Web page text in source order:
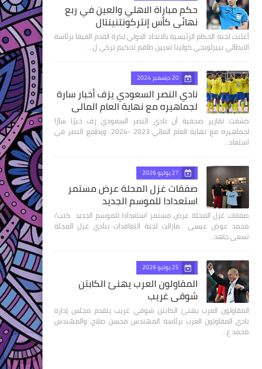
حكم مباراة الاهلي والعين في ربع
نهائى كأس إنتركونتنينتال
أعلنت لجنة الحكام الرئيسية بالاتحاد الدولي لكرة القدم الفيفا برئاسة
الايطالي بييرلويجي كولينا تعيين طاقم تحكيم تركي ل…
20 ديسمبر 2024
نادي النصر السعودي يزف أخبار سارة
لجماهيره مع نهاية العام المالي
كشفت تقارير صحفية أن نادي النصر السعودي زف خبرًا سارًا
لجماهيره مع نهاية العام المالي 2023 -2024. ويطمع النصر في
استعاد…
27 يوليو 2026
صفقات غزل المحلة عرض مستمر
استعدادا للموسم الجديد
صفقات غزل المحلة عرض مستمر استعدادا للموسم الجديد كتب/
محمد عوض عيسى مازالت لجنة التعاقدات بنادي غزل المحلة
تسعى جاهد…
25 يوليو 2026
المقاولون العرب يهنئ الكابتن
شوقي غريب
المقاولون العرب يهنئ الكابتن شوقي غريب يتقدم مجلس إدارة
نادي المقاولون العرب برئاسة المهندس محسن صلاح، والمهندس
محمد ع…